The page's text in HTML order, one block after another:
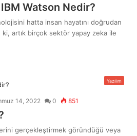
Watson Nedir?
hatta insan hayatını doğrudan
artık birçok sektör yapay zeka ile
Yazılım
14, 2022 0 851
gerçekleştirmek göründüğü veya